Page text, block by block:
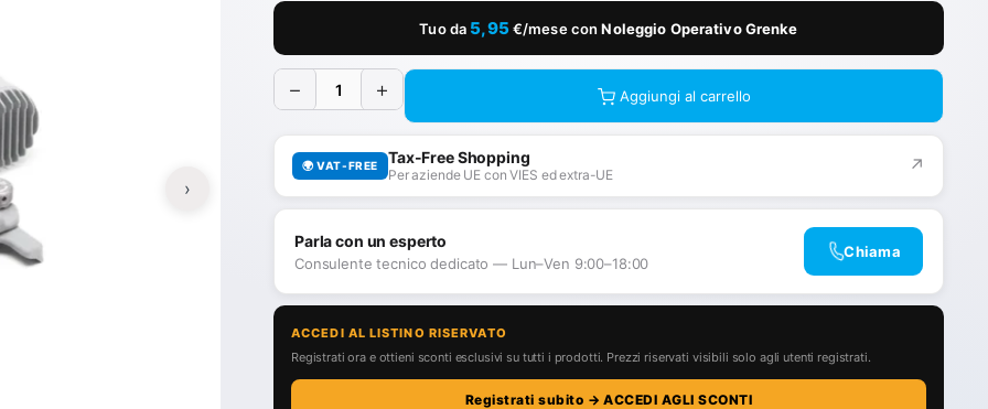
›
Tuo da 5,95€/mese conNoleggio Operativo Grenke
− + Aggiungi al carrello
🌍 VAT-FREE Tax-Free Shopping
Per aziende UE con VIES ed extra-UE ↗
Parla con un esperto
Consulente tecnico dedicato — Lun–Ven 9:00–18:00
Chiama
ACCEDI AL LISTINO RISERVATO
Registrati ora e ottieni sconti esclusivi su tutti i prodotti. Prezzi riservati visibili solo agli utenti registrati.
Registrati subito → ACCEDI AGLI SCONTI